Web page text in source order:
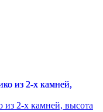
из 2-х камней, высота